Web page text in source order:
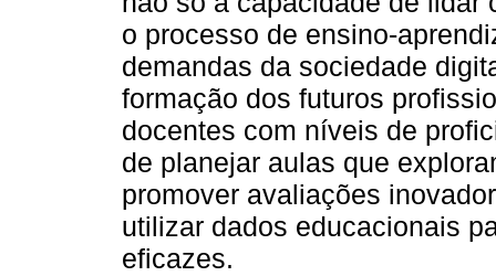
o processo de ensino-
demandas da sociedade
formação dos futuros
docentes com níveis de
de planejar aulas que
promover avaliações
utilizar dados educacionais
eficazes.